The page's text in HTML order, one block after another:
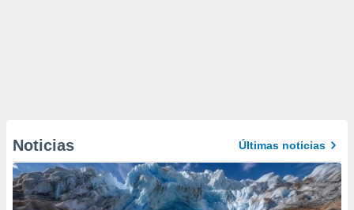
Noticias Últimas noticias